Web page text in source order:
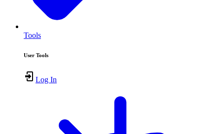
Tools
User Tools
Log In